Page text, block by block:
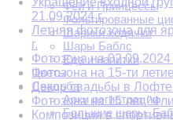
Феи и Принцессы
Фольгированные
Шарики ходячки
Шары Баблс
Еда и напитки
Цветы
Свадьба
Арки регистрации
Большие шары.
21.09.2024 г.
Летняя фотозона для
г.
Фотозона на 02.09.2024
Фотозона на 15-ти
Декор свадьбы в
Фотозона на 15 лет
Композиция в